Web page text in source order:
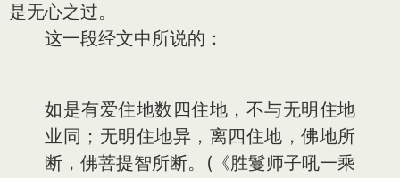
是无心之过。
这一段经文中所说的：
如是有爱住地数四住地，不与无明住地
业同；无明住地异，离四住地，佛地所
断，佛菩提智所断。(《胜鬘师子吼一乘